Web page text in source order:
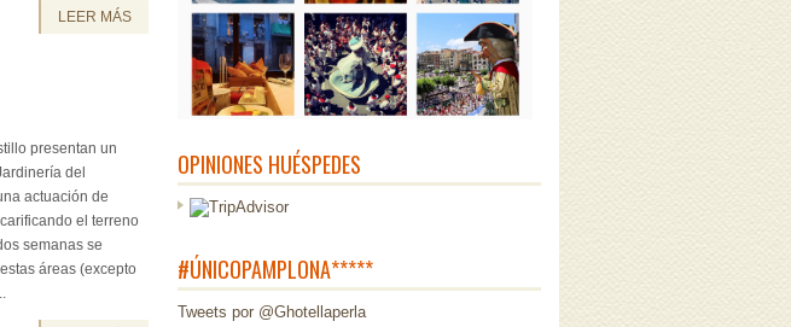
LEER MÁS
presentan un
del
actuación de
el terreno
semanas se
áreas (excepto
OPINIONES HUÉSPEDES
#ÚNICOPAMPLONA*****
Tweets por @Ghotellaperla